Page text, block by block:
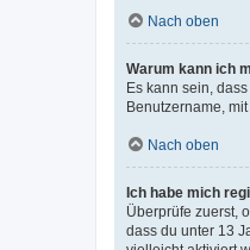
Nach oben
Warum kann ich
Es kann sein,
Benutzername,
Nach oben
Ich habe mich
Überprüfe zuerst,
dass du unter 13